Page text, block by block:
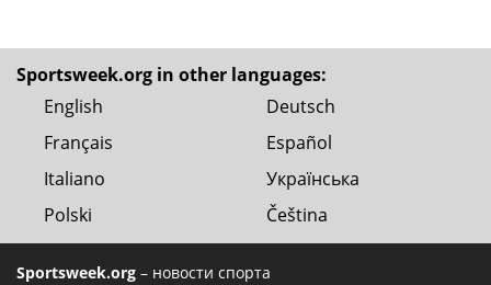
Sportsweek.org in other languages:
English
Deutsch
Français
Español
Italiano
Українська
Polski
Čeština
Sportsweek.org – новости спорта